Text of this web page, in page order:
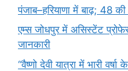
पंजाब–हरियाणा में बाढ़; 48 की
एम्स जोधपुर में असिस्टेंट
जानकारी
“वैष्णो देवी यात्रा में भारी